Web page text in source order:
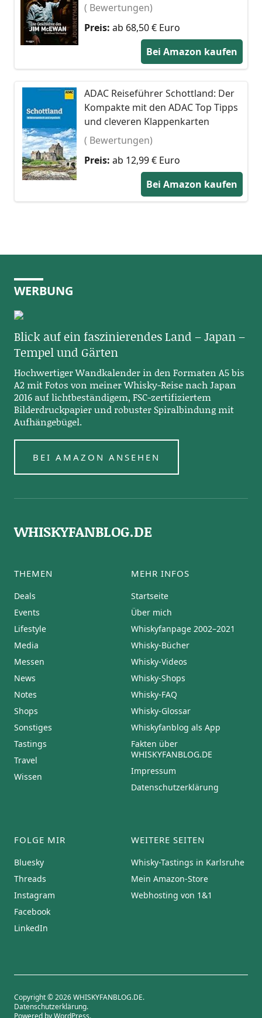
( Bewertungen)
Preis: ab 68,50 € Euro
Bei Amazon kaufen
ADAC Reiseführer Schottland: Der
Kompakte mit den ADAC Top Tipps
und cleveren Klappenkarten
( Bewertungen)
Preis: ab 12,99 € Euro
Bei Amazon kaufen
WERBUNG
Blick auf ein faszinierendes Land – Japan –
Tempel und Gärten
Hochwertiger Wandkalender in den Formaten A5 bis
A2 mit Fotos von meiner Whisky-Reise nach Japan
2016 auf lichtbeständigem, FSC-zertifiziertem
Bilderdruckpapier und robuster Spiralbindung mit
Aufhängebügel.
BEI AMAZON ANSEHEN
WHISKYFANBLOG.DE
THEMEN
Deals
Events
Lifestyle
Media
Messen
News
Notes
Shops
Sonstiges
Tastings
Travel
Wissen
MEHR INFOS
Startseite
Über mich
Whiskyfanpage 2002–2021
Whisky-Bücher
Whisky-Videos
Whisky-Shops
Whisky-FAQ
Whisky-Glossar
Whiskyfanblog als App
Fakten über
WHISKYFANBLOG.DE
Impressum
Datenschutzerklärung
FOLGE MIR
Bluesky
Threads
Instagram
Facebook
LinkedIn
WEITERE SEITEN
Whisky-Tastings in Karlsruhe
Mein Amazon-Store
Webhosting von 1&1
Copyright © 2026 WHISKYFANBLOG.DE
Datenschutzerklärung
Powered byWordPress